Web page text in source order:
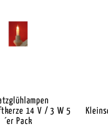
14 V / 3 W 5
´er Pack